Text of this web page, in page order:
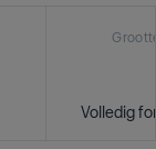
Volledig